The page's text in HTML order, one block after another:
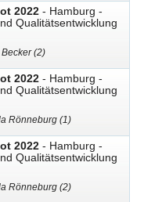
2022 - Hamburg -
Qualitätsentwicklung
(2)
2022 - Hamburg -
Qualitätsentwicklung
Rönneburg (1)
2022 - Hamburg -
Qualitätsentwicklung
Rönneburg (2)